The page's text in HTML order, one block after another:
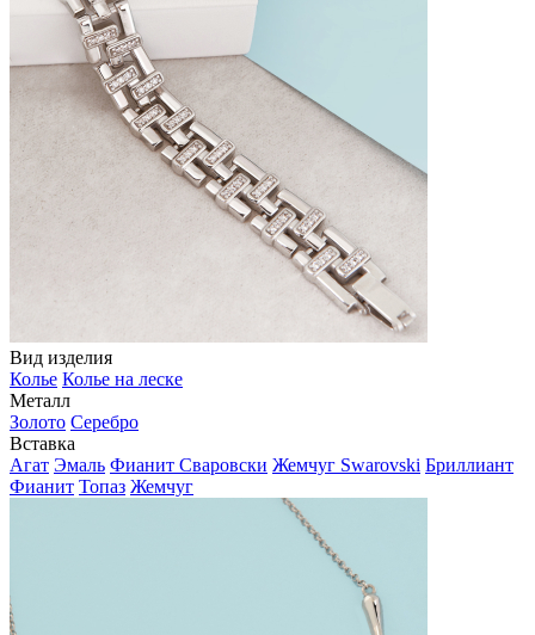
Вид изделия
Колье Колье на леске
Металл
Золото Серебро
Вставка
Агат Эмаль Фианит Сваровски Жемчуг Swarovski Бриллиант
Фианит Топаз Жемчуг